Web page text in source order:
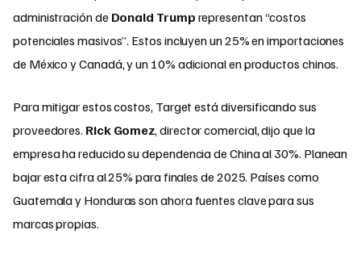
administración de Donald Trump representan “costos
potenciales masivos”. Estos incluyen un 25% en importaciones
de México y Canadá, y un 10% adicional en productos chinos.
Para mitigar estos costos, Target está diversificando sus
proveedores. Rick Gomez, director comercial, dijo que la
empresa ha reducido su dependencia de China al 30%. Planean
bajar esta cifra al 25% para finales de 2025. Países como
Guatemala y Honduras son ahora fuentes clave para sus
marcas propias.